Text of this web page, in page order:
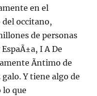
en el
occitano,
de personas
I A De
Ã­ntimo de
Y tiene algo de
lo que